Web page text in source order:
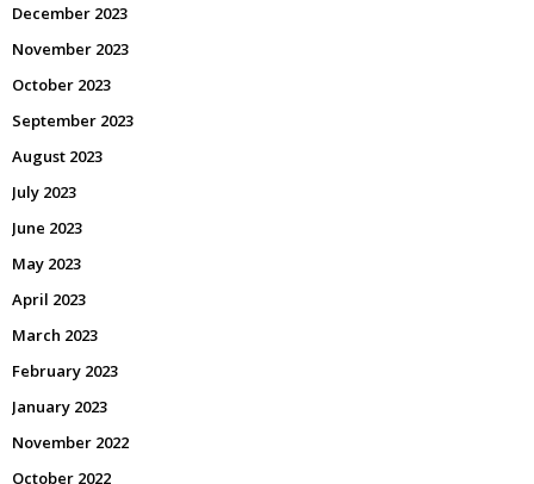
December 2023
November 2023
October 2023
September 2023
August 2023
July 2023
June 2023
May 2023
April 2023
March 2023
February 2023
January 2023
November 2022
October 2022